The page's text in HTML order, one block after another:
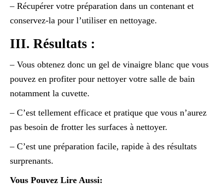
– Récupérer votre préparation dans un contenant et
conservez-la pour l’utiliser en nettoyage.
III. Résultats :
– Vous obtenez donc un gel de vinaigre blanc que vous
pouvez en profiter pour nettoyer votre salle de bain
notamment la cuvette.
– C’est tellement efficace et pratique que vous n’aurez
pas besoin de frotter les surfaces à nettoyer.
– C’est une préparation facile, rapide à des résultats
surprenants.
Vous Pouvez Lire Aussi: